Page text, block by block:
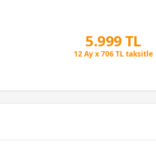
5.999 TL
Peşin Fiyatına 3 Taksit